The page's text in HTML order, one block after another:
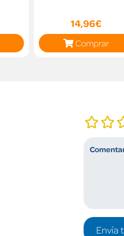
14,96€
Comprar
Envía